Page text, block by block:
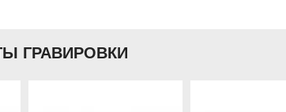
ГРАВИРОВКИ